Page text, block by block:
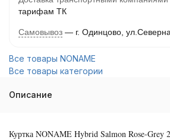
тарифам ТК
Самовывоз г. Одинцово,
Все товары NONAME
Все товары категории
Описание
Куртка NONAME Hybrid Salmon Rose-Grey